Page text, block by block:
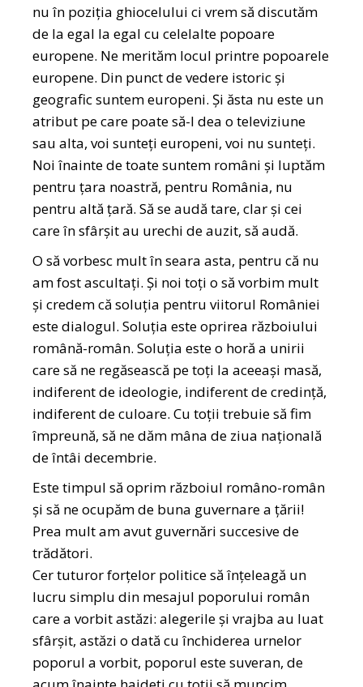
nu în poziția ghiocelului ci vrem să discutăm
de la egal la egal cu celelalte popoare
europene. Ne merităm locul printre popoarele
europene. Din punct de vedere istoric și
geografic suntem europeni. Și ăsta nu este un
atribut pe care poate să-l dea o televiziune
sau alta, voi sunteți europeni, voi nu sunteți.
Noi înainte de toate suntem români și luptăm
pentru țara noastră, pentru România, nu
pentru altă țară. Să se audă tare, clar și cei
care în sfârșit au urechi de auzit, să audă.
O să vorbesc mult în seara asta, pentru că nu
am fost ascultați. Și noi toți o să vorbim mult
și credem că soluția pentru viitorul României
este dialogul. Soluția este oprirea războiului
română-român. Soluția este o horă a unirii
care să ne regăsească pe toți la aceeași masă,
indiferent de ideologie, indiferent de credință,
indiferent de culoare. Cu toții trebuie să fim
împreună, să ne dăm mâna de ziua națională
de întâi decembrie.
Este timpul să oprim războiul româno-român
și să ne ocupăm de buna guvernare a țării!
Prea mult am avut guvernări succesive de
trădători.
Cer tuturor forțelor politice să înțeleagă un
lucru simplu din mesajul poporului român
care a vorbit astăzi: alegerile și vrajba au luat
sfârșit, astăzi o dată cu închiderea urnelor
poporul a vorbit, poporul este suveran, de